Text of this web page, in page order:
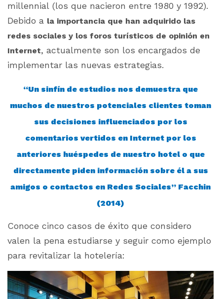
millennial (los que nacieron entre 1980 y 1992).
Debido a la importancia que han adquirido las
redes sociales y los foros turísticos de opinión en
Internet, actualmente son los encargados de
implementar las nuevas estrategias.
“Un sinfín de estudios nos demuestra que
muchos de nuestros potenciales clientes toman
sus decisiones influenciados por los
comentarios vertidos en Internet por los
anteriores huéspedes de nuestro hotel o que
directamente piden información sobre él a sus
amigos o contactos en Redes Sociales” Facchin
(2014)
Conoce cinco casos de éxito que considero
valen la pena estudiarse y seguir como ejemplo
para revitalizar la hotelería: